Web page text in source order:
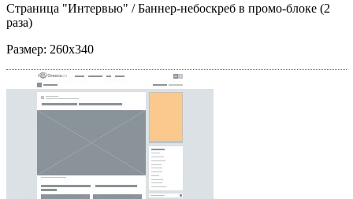
Страница "Интервью" / Баннер-небоскреб в промо-блоке (2
раза)
Размер: 260x340